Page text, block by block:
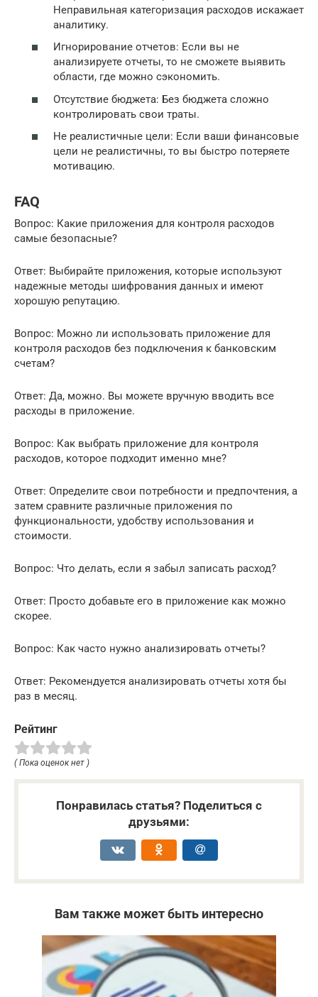
Неправильная категоризация расходов искажает
аналитику.
Игнорирование отчетов: Если вы не
анализируете отчеты, то не сможете выявить
области, где можно сэкономить.
Отсутствие бюджета: Без бюджета сложно
контролировать свои траты.
Не реалистичные цели: Если ваши финансовые
цели не реалистичны, то вы быстро потеряете
мотивацию.
FAQ
Вопрос: Какие приложения для контроля расходов
самые безопасные?
Ответ: Выбирайте приложения, которые используют
надежные методы шифрования данных и имеют
хорошую репутацию.
Вопрос: Можно ли использовать приложение для
контроля расходов без подключения к банковским
счетам?
Ответ: Да, можно. Вы можете вручную вводить все
расходы в приложение.
Вопрос: Как выбрать приложение для контроля
расходов, которое подходит именно мне?
Ответ: Определите свои потребности и предпочтения, а
затем сравните различные приложения по
функциональности, удобству использования и
стоимости.
Вопрос: Что делать, если я забыл записать расход?
Ответ: Просто добавьте его в приложение как можно
скорее.
Вопрос: Как часто нужно анализировать отчеты?
Ответ: Рекомендуется анализировать отчеты хотя бы
раз в месяц.
Рейтинг
( Пока оценок нет )
Понравилась статья? Поделиться с
друзьями:
Вам также может быть интересно